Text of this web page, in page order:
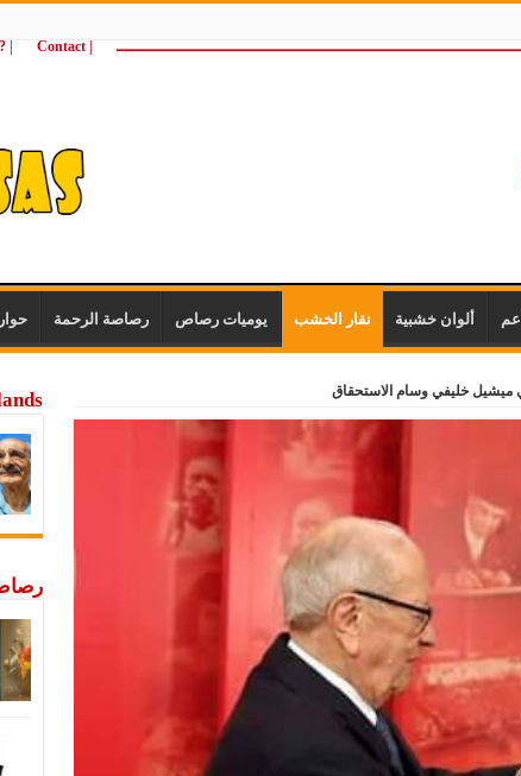
| Contact
wij
ألوان خشبية نقار الخشب يوميات رصاص رصاصة الرحمة
ميشيل خليفي وسام الاستحقاق